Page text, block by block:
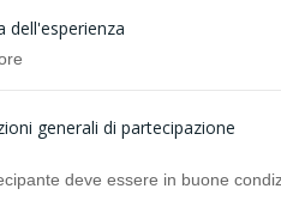
dell'esperienza
generali di partecipazione
deve essere in buone